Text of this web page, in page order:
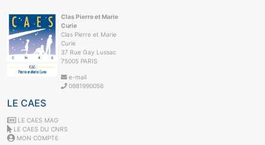
Clas Pierre et Marie
Curie
Clas Pierre et Marie
Curie
37 Rue Gay Lussac
75005 PARIS
e-mail
0981990056
LE CAES
LE CAES MAG
LE CAES DU CNRS
MON COMPTE